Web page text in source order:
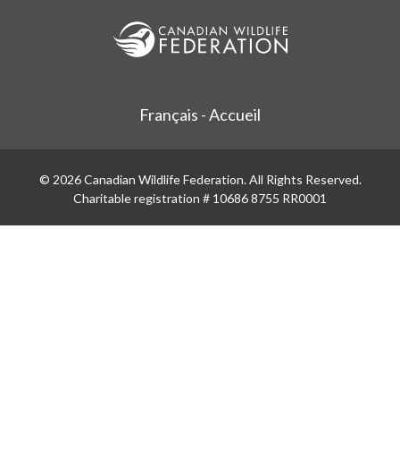
Français - Accueil
© 2026 Canadian Wildlife Federation. All Rights Reserved.
Charitable registration # 10686 8755 RR0001